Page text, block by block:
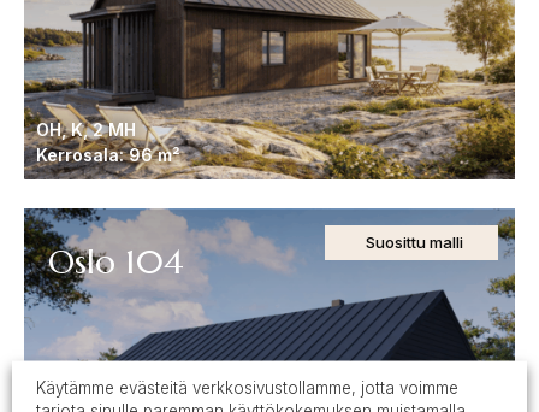
OH, K, 2 MH
Kerrosala: 96 m²
Oslo 104 Suosittu malli
Käytämme evästeitä verkkosivustollamme, jotta voimme